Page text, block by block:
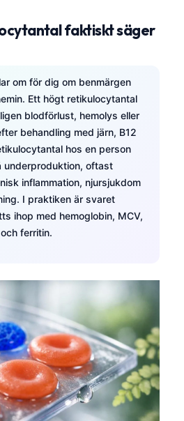
faktiskt säger
om för dig om benmärgen
Ett högt retikulocytantal
blodförlust, hemolys eller
behandling med järn, B12
hos en person
underproduktion, oftast
inflammation, njursjukdom
I praktiken är svaret
ihop med hemoglobin, MCV,
ferritin.